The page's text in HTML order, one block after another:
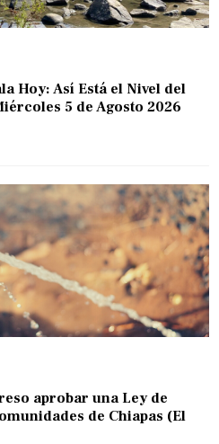
Hoy: Así Está el Nivel del
5 de Agosto 2026
aprobar una Ley de
de Chiapas (El